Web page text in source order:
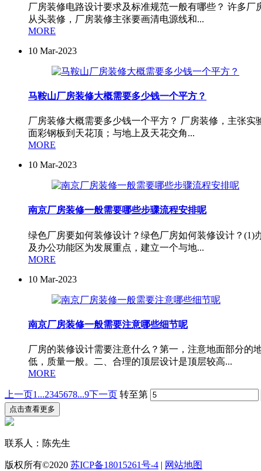
厂房装修电路设计要求及标准规范一般有哪些？ 许多
从头装修，厂房装修主张要画清电源线和...
MORE
10 Mar-2023
马鞍山厂房装修大概需要多少钱一个平方？
厂房装修大概需要多少钱一个平方？ 厂房装修，主张
面彩钢板到天花顶；与地上及天花交角...
MORE
10 Mar-2023
南京厂房装修一般需要哪些步骤流程安排呢
绿色厂房要如何装修设计？绿色厂房如何装修设计？
及办公功能区为发展重点，建立一个与地...
MORE
10 Mar-2023
南京厂房装修一般需要注意哪些细节呢
厂房的装修设计需要注意什么？第一，注意地面部分的
低，质量一般。二、合理的顶层设计是顶层较高...
MORE
上一页1...2345678...9下一页 转至第
点击查看更多
联系人：陈先生
版权所有©2020 苏ICP备18015261号-4 | 网站地图